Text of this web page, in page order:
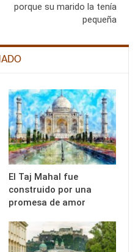
porque su marido la tenía
pequeña
El Taj Mahal fue
construido por una
promesa de amor